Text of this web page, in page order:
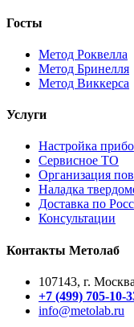
Госты
Метод Роквелла
Метод Бринелля
Метод Виккерса
Услуги
Настройка
Сервисное ТО
Организация
Наладка
Доставка по
Консультации
Контакты Метолаб
107143, г.
+7 (499) 705-10-
info@metolab.ru